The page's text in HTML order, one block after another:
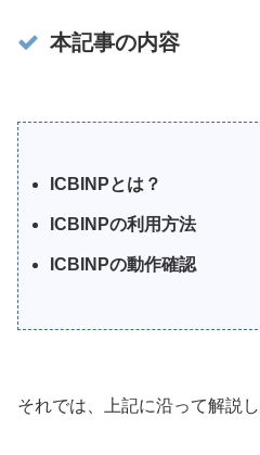
本記事の内容
ICBINPとは？
ICBINPの利用方法
ICBINPの動作確認
それでは、上記に沿って解説し